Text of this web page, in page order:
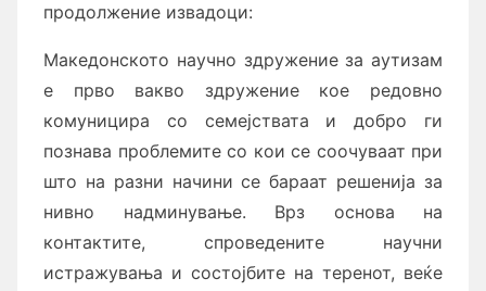
продолжение извадоци:
Македонското научно здружение за аутизам
е прво вакво здружение кое редовно
комуницира со семејствата и добро ги
познава проблемите со кои се соочуваат при
што на разни начини се бараат решенија за
нивно надминување. Врз основа на
контактите, спроведените научни
истражувања и состојбите на теренот, веќе